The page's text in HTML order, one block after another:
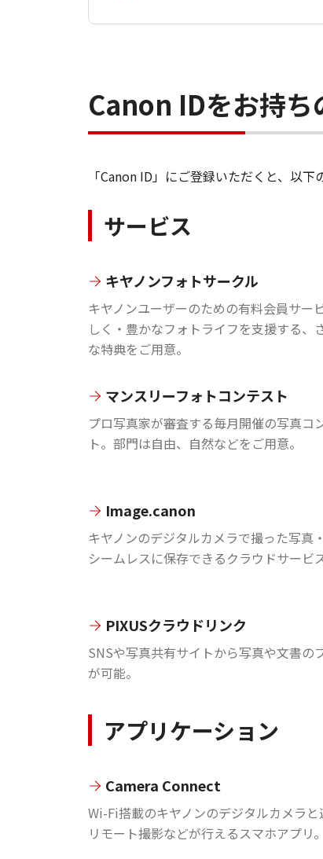
Canon IDをお持ち
「Canon ID」にご登録いただくと、以
サービス
キヤノンフォトサークル
キヤノンユーザーのための有料会員サー
しく・豊かなフォトライフを支援する、
な特典をご用意。
マンスリーフォトコンテスト
プロ写真家が審査する毎月開催の写真コ
ト。部門は自由、自然などをご用意。
Image.canon
キヤノンのデジタルカメラで撮った写真
シームレスに保存できるクラウドサービス
PIXUSクラウドリンク
SNSや写真共有サイトから写真や文書の
が可能。
アプリケーション
Camera Connect
Wi-Fi搭載のキヤノンのデジタルカメラと
リモート撮影などが行えるスマホアプリ。